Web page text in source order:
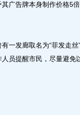
广告牌本身制作价格5
发廊取名为“菲发走丝
员提醒市民，尽量避免